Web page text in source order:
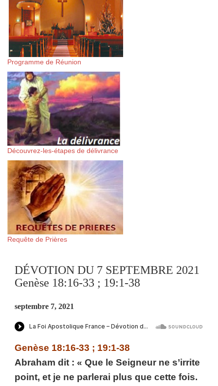
Programme de Réunion
Découvrez-les-étapes de délivrance
Requête de Prières
DÉVOTION DU 7 SEPTEMBRE 2021
Genèse 18:16-33 ; 19:1-38
septembre 7, 2021
Genèse 18:16-33 ; 19:1-38
Abraham dit : « Que le Seigneur ne s’irrite
point, et je ne parlerai plus que cette fois.